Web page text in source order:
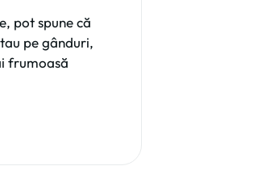
pot spune că
pe gânduri,
frumoasă